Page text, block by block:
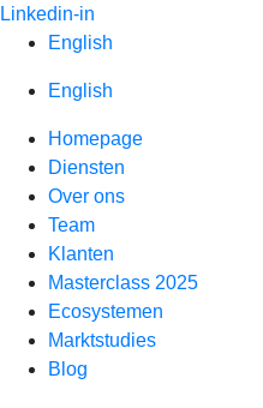
Spring
naar
Linkedin-in
English
English
Homepage
Diensten
Over ons
Team
Klanten
Masterclass 2025
Ecosystemen
Marktstudies
Blog